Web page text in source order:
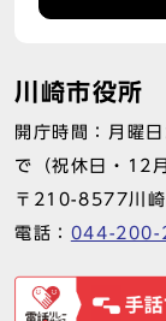
川崎市役所
開庁時間：月曜
で（祝休日・12
〒210-8577川崎
電話： 044-200-